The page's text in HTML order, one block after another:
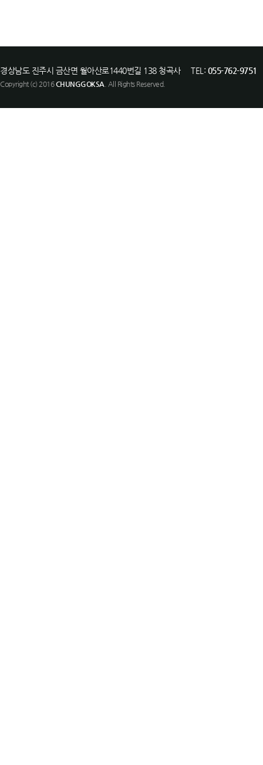
경상남도 진주시 금산면 월아산로1440번길 138 청곡사 TEL: 055-762-9751
Copyright (c) 2016CHUNGGOKSA. All Rights Reserved.